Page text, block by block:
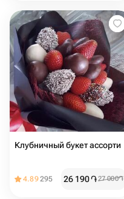
Клубничный букет ассорти
4.89295 26 190֏27 000֏